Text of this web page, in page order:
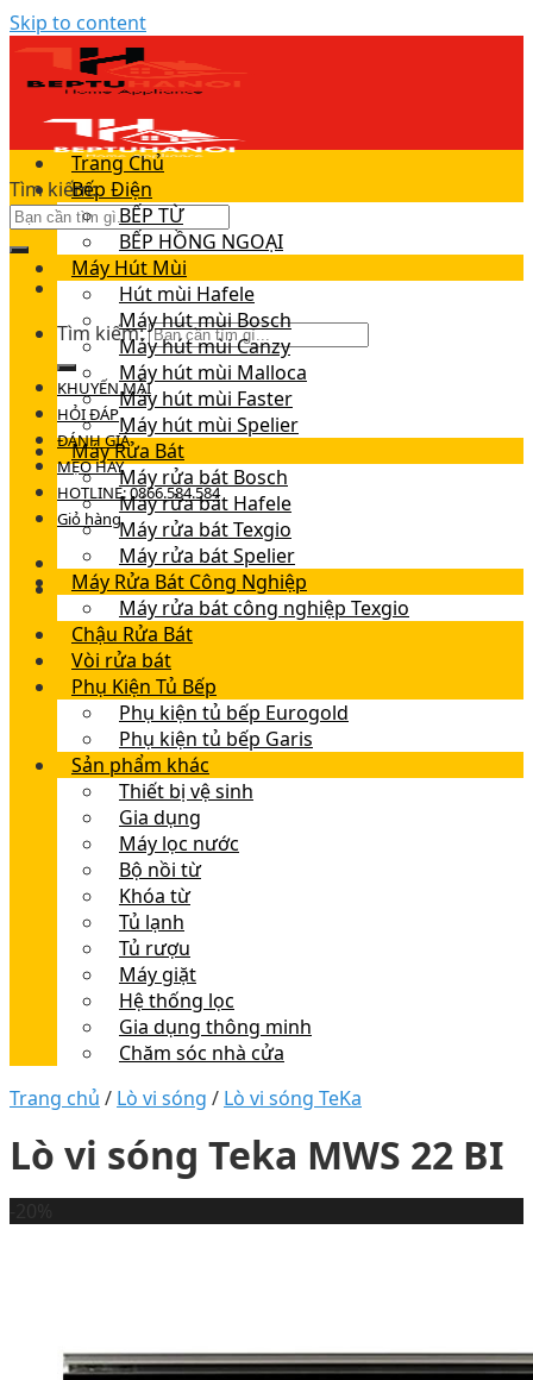
Skip to content
Tìm kiếm:
Tìm kiếm:
KHUYẾN MÃI
HỎI ĐÁP
ĐÁNH GIÁ
MẸO HAY
HOTLINE: 0866.584.584
Giỏ hàng
Trang Chủ
Bếp Điện
BẾP TỪ
BẾP HỒNG NGOẠI
Máy Hút Mùi
Hút mùi Hafele
Máy hút mùi Bosch
Máy hút mùi Canzy
Máy hút mùi Malloca
Máy hút mùi Faster
Máy hút mùi Spelier
Máy Rửa Bát
Máy rửa bát Bosch
Máy rửa bát Hafele
Máy rửa bát Texgio
Máy rửa bát Spelier
Máy Rửa Bát Công Nghiệp
Máy rửa bát công nghiệp Texgio
Chậu Rửa Bát
Vòi rửa bát
Phụ Kiện Tủ Bếp
Phụ kiện tủ bếp Eurogold
Phụ kiện tủ bếp Garis
Sản phẩm khác
Thiết bị vệ sinh
Gia dụng
Máy lọc nước
Bộ nồi từ
Khóa từ
Tủ lạnh
Tủ rượu
Máy giặt
Hệ thống lọc
Gia dụng thông minh
Chăm sóc nhà cửa
Trang chủ / Lò vi sóng / Lò vi sóng TeKa
Lò vi sóng Teka MWS 22 BI